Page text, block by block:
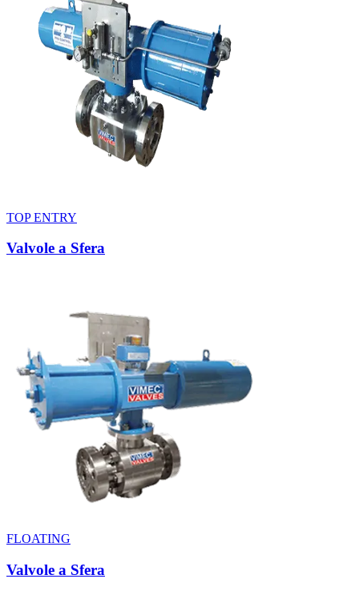
TOP ENTRY
Valvole a Sfera
FLOATING
Valvole a Sfera